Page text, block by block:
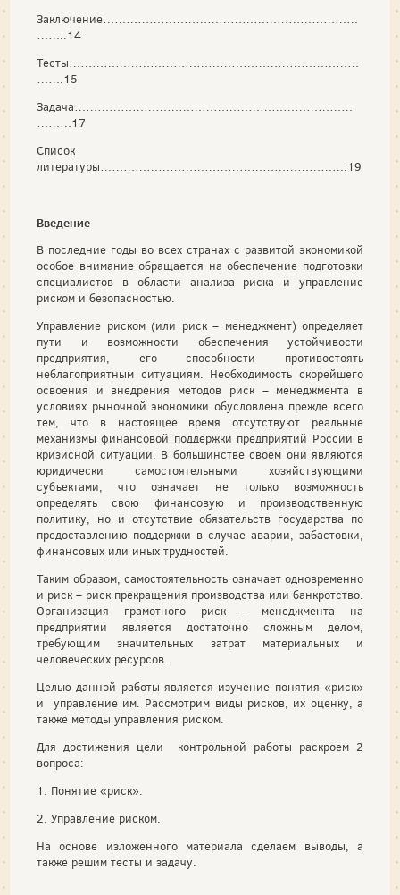
Заключение…………………………………………………………
……..14
Тесты…………………………………………………………………
…….15
Задача………………………………………………………………
………17
Список
литературы……………………………………………………….19
Введение
В последние годы во всех странах с развитой экономикой
особое внимание обращается на обеспечение подготовки
специалистов в области анализа риска и управление
риском и безопасностью.
Управление риском (или риск – менеджмент) определяет
пути и возможности обеспечения устойчивости
предприятия, его способности противостоять
неблагоприятным ситуациям. Необходимость скорейшего
освоения и внедрения методов риск – менеджмента в
условиях рыночной экономики обусловлена прежде всего
тем, что в настоящее время отсутствуют реальные
механизмы финансовой поддержки предприятий России в
кризисной ситуации. В большинстве своем они являются
юридически самостоятельными хозяйствующими
субъектами, что означает не только возможность
определять свою финансовую и производственную
политику, но и отсутствие обязательств государства по
предоставлению поддержки в случае аварии, забастовки,
финансовых или иных трудностей.
Таким образом, самостоятельность означает одновременно
и риск – риск прекращения производства или банкротство.
Организация грамотного риск – менеджмента на
предприятии является достаточно сложным делом,
требующим значительных затрат материальных и
человеческих ресурсов.
Целью данной работы является изучение понятия «риск»
и управление им. Рассмотрим виды рисков, их оценку, а
также методы управления риском.
Для достижения цели контрольной работы раскроем 2
вопроса:
1. Понятие «риск».
2. Управление риском.
На основе изложенного материала сделаем выводы, а
также решим тесты и задачу.